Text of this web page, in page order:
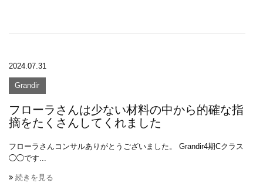
2024.07.31
Grandir
フローラさんは少ない材料の中から的確な指
摘をたくさんしてくれました
フローラさんコンサルありがとうございました。 Grandir4期Cクラス
◯◯です...
続きを見る